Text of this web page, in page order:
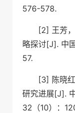
576-578.
[2] 王芳
略探讨[J]. 中
57.
[3] 陈晓
研究进展[J].
32（10）：